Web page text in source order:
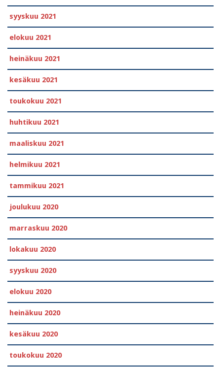
syyskuu 2021
elokuu 2021
heinäkuu 2021
kesäkuu 2021
toukokuu 2021
huhtikuu 2021
maaliskuu 2021
helmikuu 2021
tammikuu 2021
joulukuu 2020
marraskuu 2020
lokakuu 2020
syyskuu 2020
elokuu 2020
heinäkuu 2020
kesäkuu 2020
toukokuu 2020